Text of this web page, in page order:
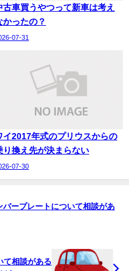
古車買うやつって新車は考え
かったの？
07-31
イ2017年式のプリウスからの
り換え先が決まらない
07-30
バープレートについて相談があ
て相談がある